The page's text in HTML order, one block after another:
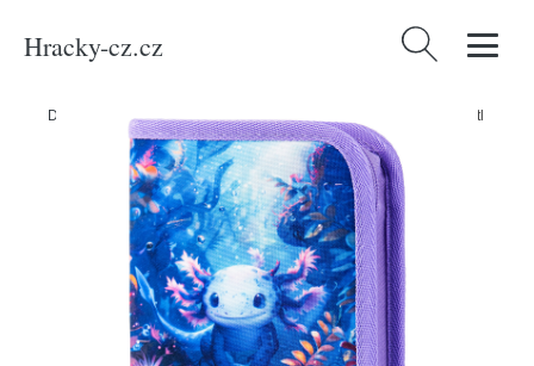
Hracky-cz.cz Vyhledávání
Domů Produkty/Média/Školní penál jednopatrový BAAGL Axolotl